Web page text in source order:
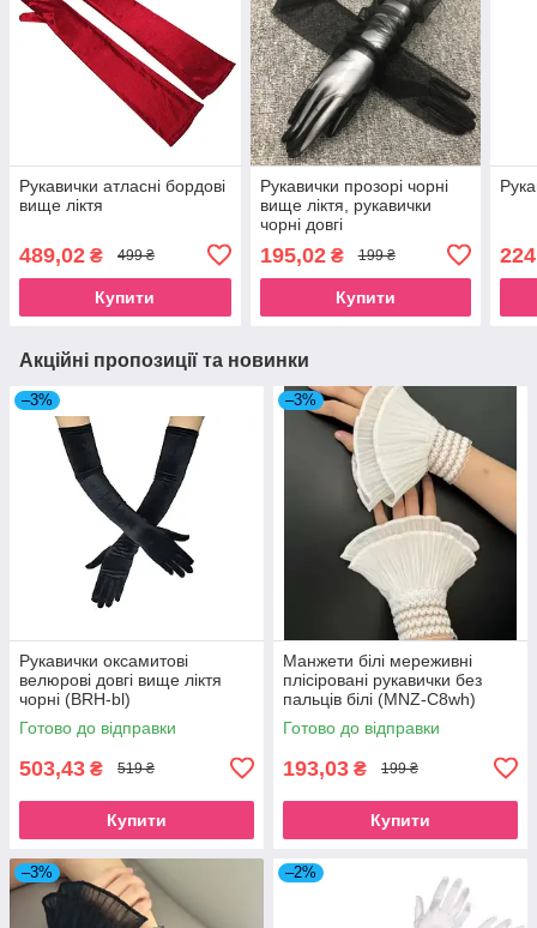
Рукавички атласні бордові
вище ліктя
489,02 ₴ 499 ₴
Купити
Рукавички прозорі чорні
вище ліктя, рукавички
чорні довгі
195,02₴ 199 ₴
Купити
Акційні пропозиції та новинки
–3%
Рукавички оксамитові
велюрові довгі вище ліктя
чорні (BRH-bl)
Готово до відправки
503,43 ₴ 519 ₴
Купити
–3%
Манжети білі мереживні
плісіровані рукавички без
пальців білі (MNZ-C8wh)
Готово до відправки
193,03 ₴ 199 ₴
Купити
–3% –2%